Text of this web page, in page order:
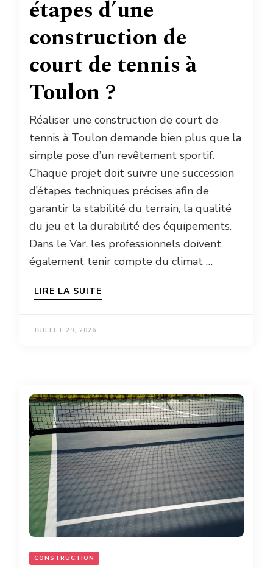
étapes d’une
construction de
court de tennis à
Toulon ?
Réaliser une construction de court de
tennis à Toulon demande bien plus que la
simple pose d’un revêtement sportif.
Chaque projet doit suivre une succession
d’étapes techniques précises afin de
garantir la stabilité du terrain, la qualité
du jeu et la durabilité des équipements.
Dans le Var, les professionnels doivent
également tenir compte du climat …
LIRE LA SUITE
JUILLET 29, 2026
CONSTRUCTION